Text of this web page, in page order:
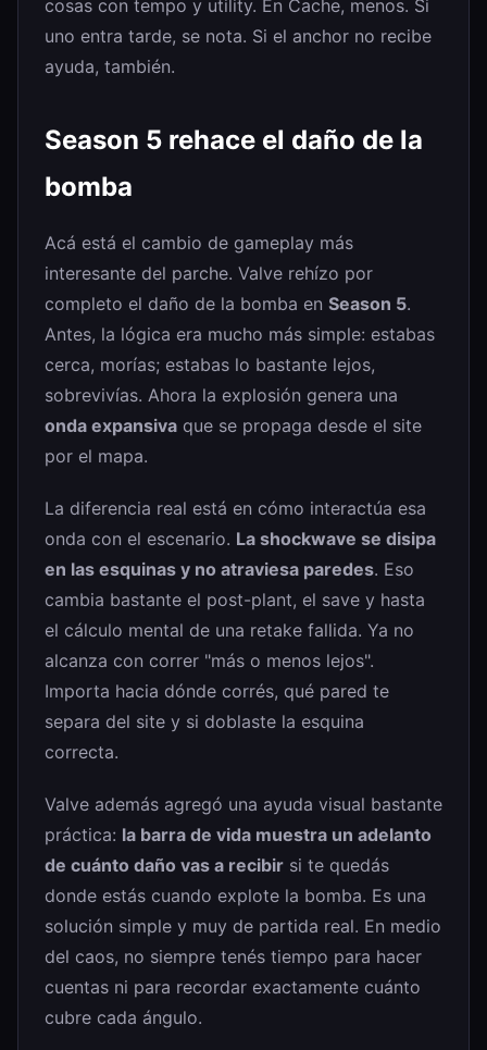
cosas con tempo y utility. En Cache, menos. Si
uno entra tarde, se nota. Si el anchor no recibe
ayuda, también.
Season 5 rehace el daño de la
bomba
Acá está el cambio de gameplay más
interesante del parche. Valve rehízo por
completo el daño de la bomba en Season 5.
Antes, la lógica era mucho más simple: estabas
cerca, morías; estabas lo bastante lejos,
sobrevivías. Ahora la explosión genera una
onda expansiva que se propaga desde el site
por el mapa.
La diferencia real está en cómo interactúa esa
onda con el escenario. La shockwave se disipa
en las esquinas y no atraviesa paredes. Eso
cambia bastante el post-plant, el save y hasta
el cálculo mental de una retake fallida. Ya no
alcanza con correr "más o menos lejos".
Importa hacia dónde corrés, qué pared te
separa del site y si doblaste la esquina
correcta.
Valve además agregó una ayuda visual bastante
práctica: la barra de vida muestra un adelanto
de cuánto daño vas a recibir si te quedás
donde estás cuando explote la bomba. Es una
solución simple y muy de partida real. En medio
del caos, no siempre tenés tiempo para hacer
cuentas ni para recordar exactamente cuánto
cubre cada ángulo.